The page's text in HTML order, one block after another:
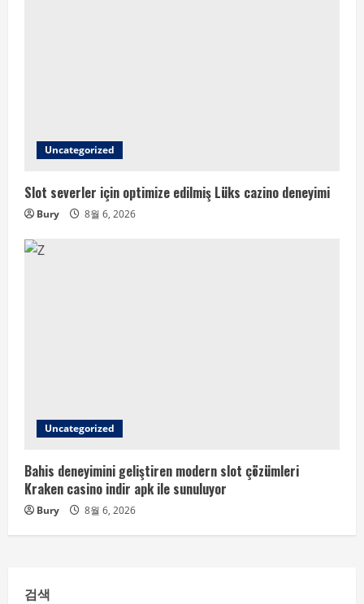
Uncategorized
Slot severler için optimize edilmiş Lüks cazino deneyimi
Bury 8월 6, 2026
Uncategorized
Bahis deneyimini geliştiren modern slot çözümleri
Kraken casino indir apk ile sunuluyor
Bury 8월 6, 2026
검색